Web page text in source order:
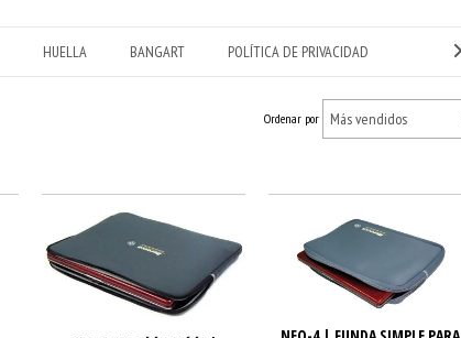
HUELLA BANGART POLÍTICA DE PRIVACIDAD
Ordenar por